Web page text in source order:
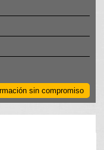
sin compromiso